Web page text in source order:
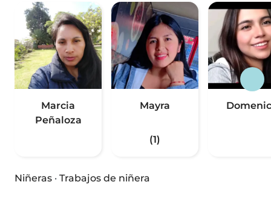
Marcia
Peñaloza
Mayra
(1)
Niñeras · Trabajos de niñera